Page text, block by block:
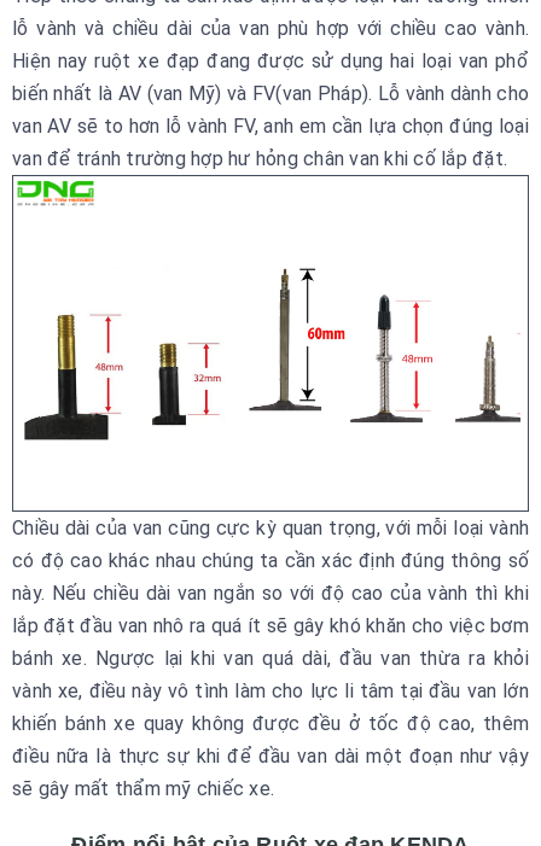
lỗ vành và chiều dài của van phù hợp với chiều cao vành.
Hiện nay ruột xe đạp đang được sử dụng hai loại van phổ
biến nhất là AV (van Mỹ) và FV(van Pháp). Lỗ vành dành cho
van AV sẽ to hơn lỗ vành FV, anh em cần lựa chọn đúng loại
van để tránh trường hợp hư hỏng chân van khi cố lắp đặt.
Chiều dài của van cũng cực kỳ quan trọng, với mỗi loại vành
có độ cao khác nhau chúng ta cần xác định đúng thông số
này. Nếu chiều dài van ngắn so với độ cao của vành thì khi
lắp đặt đầu van nhô ra quá ít sẽ gây khó khăn cho việc bơm
bánh xe. Ngược lại khi van quá dài, đầu van thừa ra khỏi
vành xe, điều này vô tình làm cho lực li tâm tại đầu van lớn
khiến bánh xe quay không được đều ở tốc độ cao, thêm
điều nữa là thực sự khi để đầu van dài một đoạn như vậy
sẽ gây mất thẩm mỹ chiếc xe.